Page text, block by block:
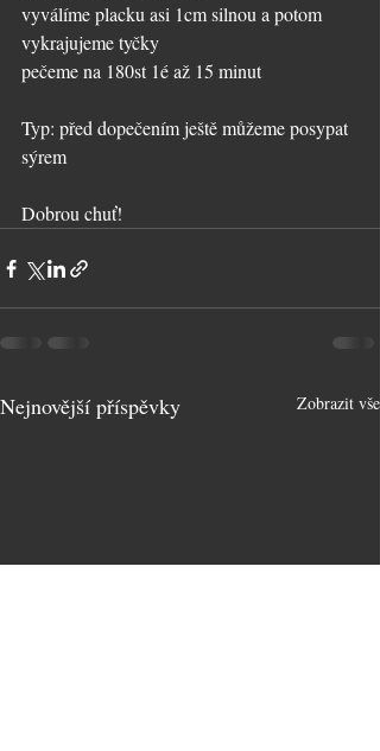
vyválíme placku asi 1cm silnou a potom
vykrajujeme tyčky
pečeme na 180st 1é až 15 minut
Typ: před dopečením ještě můžeme posypat
sýrem
Dobrou chuť!
Nejnovější příspěvky Zobrazit vše